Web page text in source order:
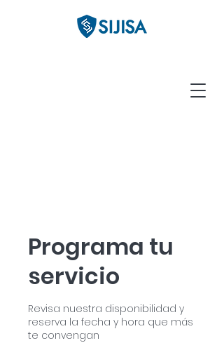
Programa tu
servicio
Revisa nuestra disponibilidad y
reserva la fecha y hora que más
te convengan